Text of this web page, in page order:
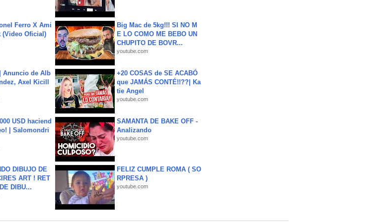
Ferro X Ami
(Video Oficial)
Big Mac de 5kg!!! SI NO M
E LO COMO ME BEBO UN
CHUPITO DE BOVR...
youtube.com
Anuncio de Alb
Axel Kicill
+20 COSAS de SE ACABÓ
que JAMÁS CONTÉ!!??| Ka
tie Angel
youtube.com
USD haciend
| Salomondri
SAMANTA DE BAKE OFF -
Analizando
youtube.com
DIBUJO DE
ART ! RET
DIBU...
FELIZ CUMPLE ROMA ( SO
RPRESA )
youtube.com